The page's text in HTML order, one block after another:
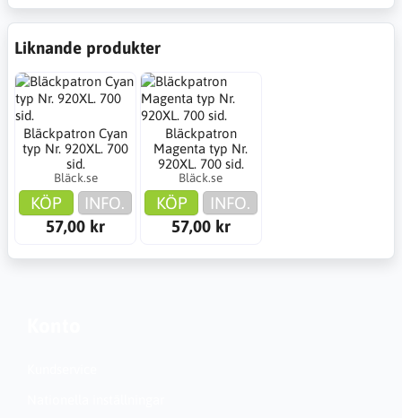
Liknande produkter
Bläckpatron Cyan
typ Nr. 920XL. 700
sid.
Bläck.se
KÖP
INFO.
57,00 kr
Bläckpatron
Magenta typ Nr.
920XL. 700 sid.
Bläck.se
KÖP
INFO.
57,00 kr